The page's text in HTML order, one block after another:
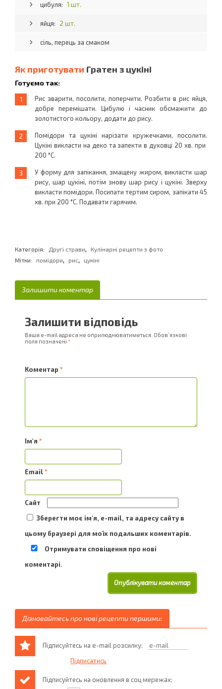
цибуля: 1 шт.
яйця: 2 шт.
сіль, перець за смаком
Як приготувати Гратен з цукіні
Готуємо так:
Рис зварити, посолити, поперчити. Розбити в рис яйця,
добре перемішати. Цибулю і часник обсмажити до
золотистого кольору, додати до рису.
Помідори та цукіні нарізати кружечками, посолити.
Цукіні викласти на деко та запекти в духовці 20 хв. при
200 °С.
У форму для запікання, змащену жиром, викласти шар
рису, шар цукіні, потім знову шар рису і цукіні. Зверху
викласти помідори. Посипати тертим сиром, запікати 45
хв. при 200 °С. Подавати гарячим.
Категорія: Другі страви,
Кулінарні рецепти з фото
Мітки:
помідори, рис, цукіні
Залишити коментар
Залишити відповідь
Ваша e-mail адреса не оприлюднюватиметься. Обов’язкові
поля позначені *
Коментар *
Ім'я *
Email*
Сайт
Зберегти моє ім'я, e-mail, та адресу сайту в
цьому браузері для моїх подальших коментарів.
Отримувати сповіщення про нові
коментарі.
Дізнавайтесь про нові рецепти першими:
Підписуйтесь на e-mail розсилку:
Підписуйтесь на оновлення в соц мережах: